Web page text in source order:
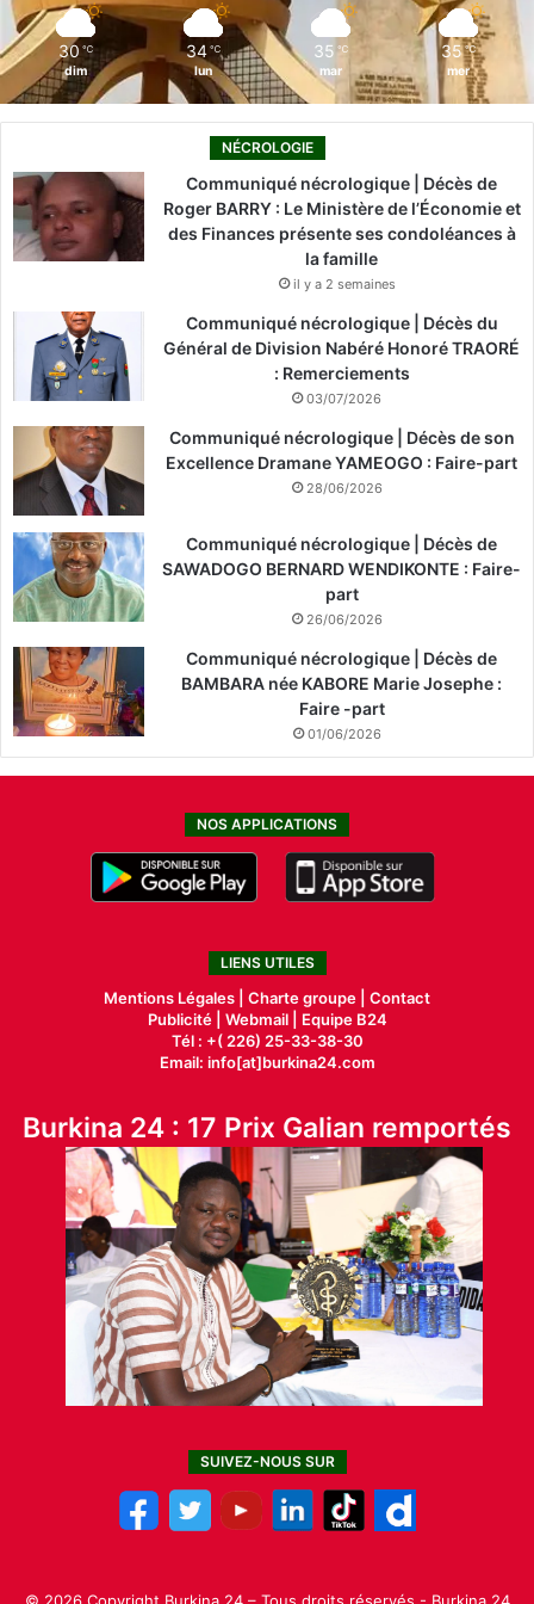
30 ℃
dim
34 ℃
lun
35 ℃
mar
35 ℃
mer
NÉCROLOGIE
Communiqué nécrologique | Décès de
Roger BARRY : Le Ministère de l’Économie et
des Finances présente ses condoléances à
la famille
il y a 2 semaines
Communiqué nécrologique | Décès du
Général de Division Nabéré Honoré TRAORÉ
: Remerciements
03/07/2026
Communiqué nécrologique | Décès de son
Excellence Dramane YAMEOGO : Faire-part
28/06/2026
Communiqué nécrologique | Décès de
SAWADOGO BERNARD WENDIKONTE : Faire-
part
26/06/2026
Communiqué nécrologique | Décès de
BAMBARA née KABORE Marie Josephe :
Faire -part
01/06/2026
NOS APPLICATIONS
LIENS UTILES
Mentions Légales | Charte groupe | Contact
Publicité| Webmail |
Equipe B24
Tél : +( 226) 25-33-38-30
Email: info[at]burkina24.com
Burkina 24 : 17 Prix Galian remportés
SUIVEZ-NOUS SUR